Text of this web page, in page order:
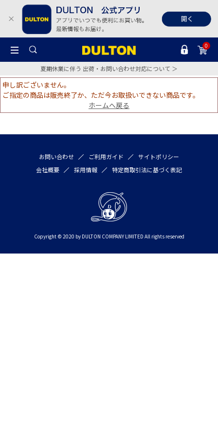
0
夏期休業に伴う 出荷・お問い合わせ対応について ＞
申し訳ございません。
ご指定の商品は販売終了か、ただ今お取扱いできない商品です。
ホームへ戻る
お問い合わせ ご利用ガイド
サイトポリシー
会社概要
採用情報 特定商取引法に基づく表記
Copyright © 2020 by DULTON COMPANY LIMITED All rights reserved